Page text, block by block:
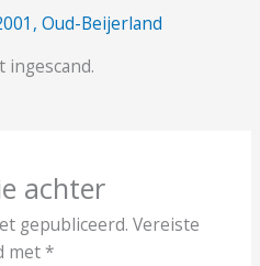
, Oud-Beijerland
ingescand.
achter
gepubliceerd. Vereiste
met*